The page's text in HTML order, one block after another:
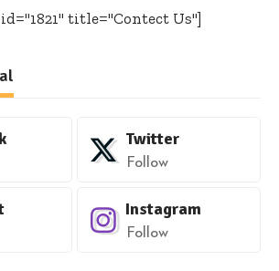
title="Contect Us"]
Twitter
Follow
Instagram
Follow